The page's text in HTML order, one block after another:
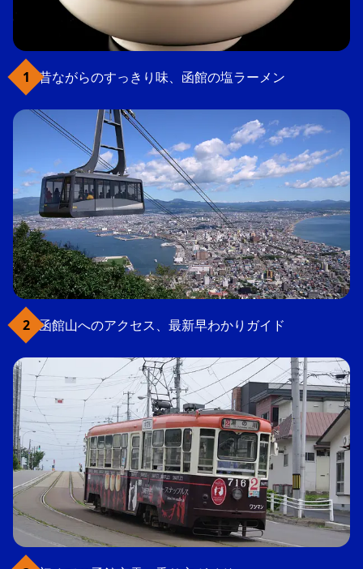
昔ながらのすっきり味、函館の塩ラーメン
函館山へのアクセス、最新早わかりガイド